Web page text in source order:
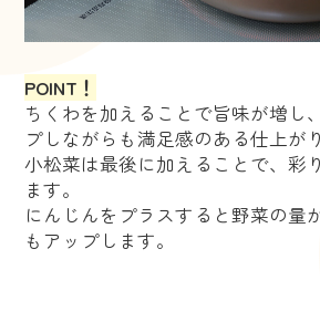
POINT！
ちくわを加えることで旨味が増し
プしながらも満足感のある仕上が
小松菜は最後に加えることで、彩
ます。
にんじんをプラスすると野菜の量
もアップします。